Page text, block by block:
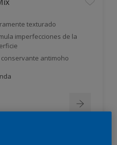
texturado
imperfecciones de la
conservante antimoho